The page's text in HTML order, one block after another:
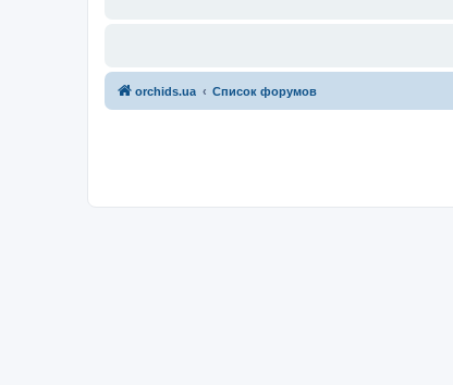
orchids.ua Список форумов